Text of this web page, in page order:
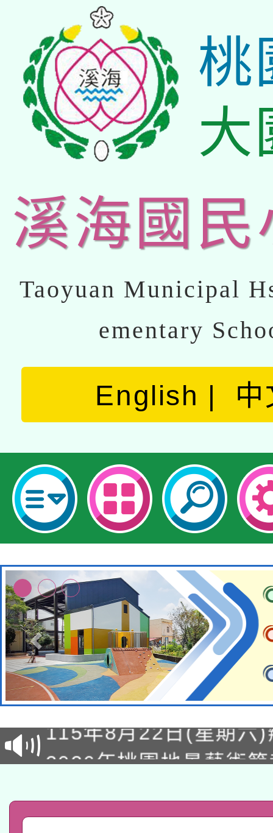
桃
大
溪海國民
Taoyuan Municipal
ementary
English 中
轉知經濟部水利署委託
業技術研究院辦理「
用水績優單位及節水達
動」
115年8月22日(星期六
桃園市孔廟祈福系列
2026年桃園地景藝術
關事宜
轉知教育部國民及學前